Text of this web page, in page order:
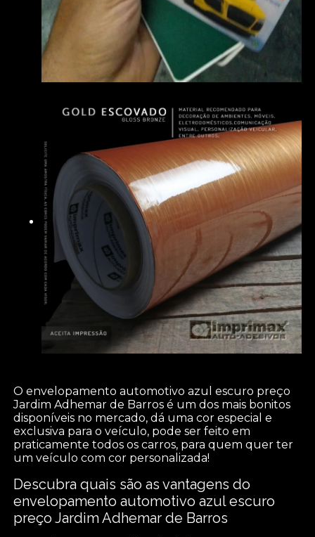
O envelopamento automotivo azul escuro preço
Jardim Adhemar de Barros é um dos mais bonitos
disponíveis no mercado, dá uma cor especial e
exclusiva para o veículo, pode ser feito em
praticamente todos os carros, para quem quer ter
um veículo com cor personalizada!
Descubra quais são as vantagens do
envelopamento automotivo azul escuro
preço Jardim Adhemar de Barros